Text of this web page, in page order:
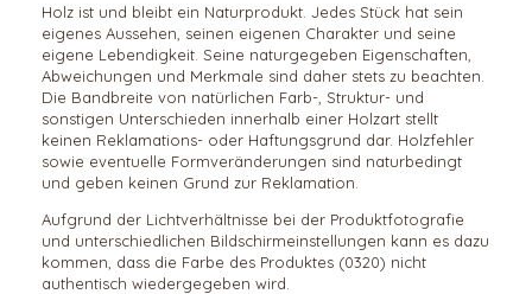
Holz ist und bleibt ein Naturprodukt. Jedes Stück hat sein
eigenes Aussehen, seinen eigenen Charakter und seine
eigene Lebendigkeit. Seine naturgegeben Eigenschaften,
Abweichungen und Merkmale sind daher stets zu beachten.
Die Bandbreite von natürlichen Farb-, Struktur- und
sonstigen Unterschieden innerhalb einer Holzart stellt
keinen Reklamations- oder Haftungsgrund dar. Holzfehler
sowie eventuelle Formveränderungen sind naturbedingt
und geben keinen Grund zur Reklamation.
Aufgrund der Lichtverhältnisse bei der Produktfotografie
und unterschiedlichen Bildschirmeinstellungen kann es dazu
kommen, dass die Farbe des Produktes (0320) nicht
authentisch wiedergegeben wird.